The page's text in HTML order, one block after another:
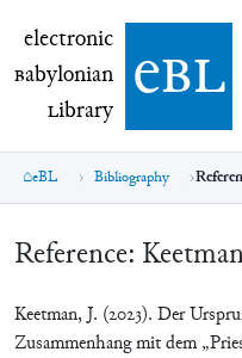
electronic Babylonian
electronic
Babylonian
Library ebl
eBL Bibliography
Reference:
Keetman, J. (2023). Der
Zusammenhang mit dem